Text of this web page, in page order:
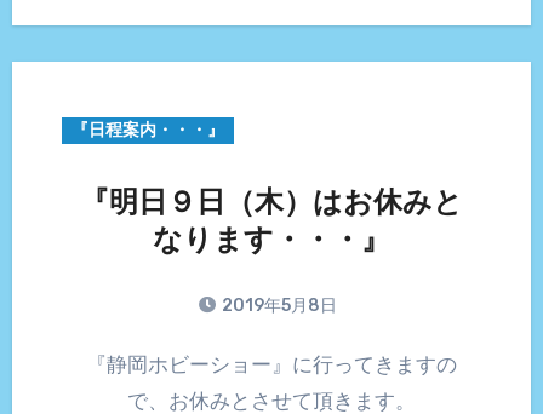
『日程案内・・・』
『明日９日（木）はお休みと
なります・・・』
2019年5月8日
『静岡ホビーショー』に行ってきますの
で、お休みとさせて頂きます。